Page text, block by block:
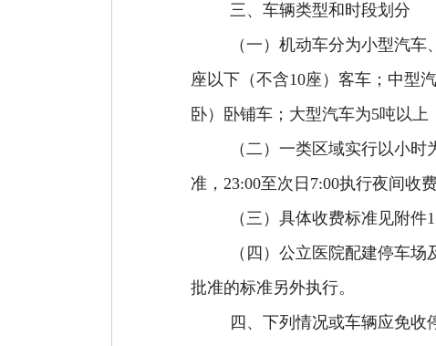
三、车辆类型和时段划分
（一） 机动车分为小型汽车
座以下 （不含10座 ） 客车；中型
卧） 卧铺车 ； 大型汽车为5吨以上
（二） 一类区域实行以小时
准， 23:00至次日 7:00执行夜间收费
（三） 具体收费标准见附件1
（四）公立医院配建停车场
批准的标准另外执行。
四、下列情况或车辆应免收